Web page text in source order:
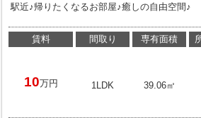
駅近♪帰りたくなるお部屋♪癒しの自由空間♪
賃料
10万円
間取り
1LDK
専有面積
39.06㎡